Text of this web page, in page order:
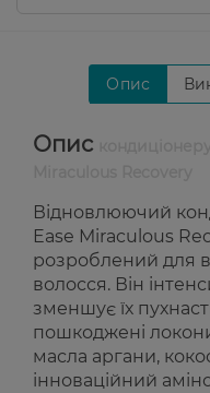
Опис
Опис
Відновлюючий
Ease Miraculous
розроблений для
волосся. Він
зменшує їх
пошкоджені
масла аргани,
інноваційний